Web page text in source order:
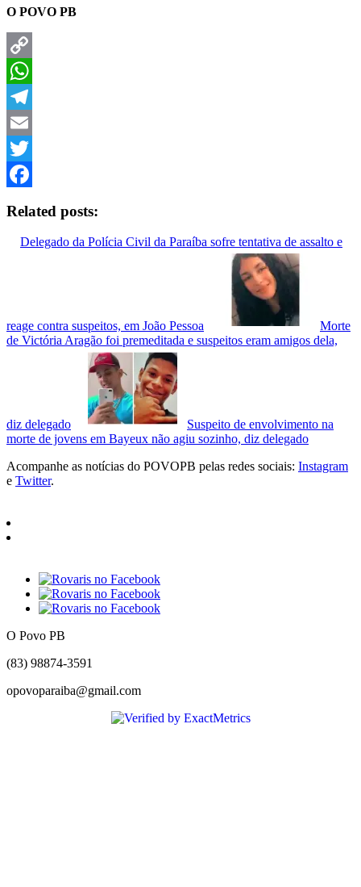
O POVO PB
Copy
Link
WhatsApp
Telegram
Email
Twitter
Related posts:
Delegado da Polícia Civil da Paraíba sofre tentativa de assalto e
reage contra suspeitos, em João Pessoa
Morte
de Victória Aragão foi premeditada e suspeitos eram amigos dela,
diz delegado
Suspeito de envolvimento na
morte de jovens em Bayeux não agiu sozinho, diz delegado
Acompanhe as notícias do POVOPB pelas redes sociais: Instagram
e Twitter.
O Povo PB
(83) 98874-3591
opovoparaiba@gmail.com